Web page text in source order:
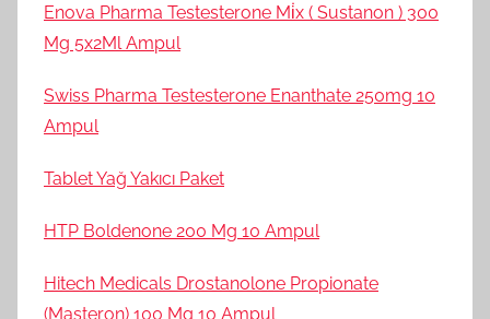
Enova Pharma Testesterone Mi̇x ( Sustanon ) 300
Mg 5x2Ml Ampul
Swiss Pharma Testesterone Enanthate 250mg 10
Ampul
Tablet Yağ Yakıcı Paket
HTP Boldenone 200 Mg 10 Ampul
Hitech Medicals Drostanolone Propionate
(Masteron) 100 Mg 10 Ampul